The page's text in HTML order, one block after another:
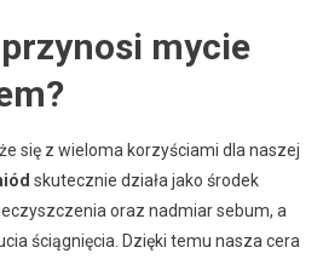
mycie
się z wieloma korzyściami dla naszej
skutecznie działa jako środek
oraz nadmiar sebum, a
ściągnięcia. Dzięki temu nasza cera